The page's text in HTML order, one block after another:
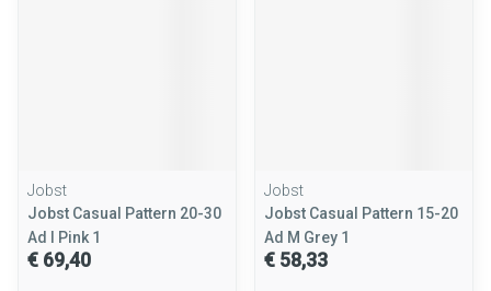
Jobst
Jobst Casual Pattern 20-30
Ad l Pink 1
€ 69,40
Jobst
Jobst Casual Pattern 15-20
Ad M Grey 1
€ 58,33